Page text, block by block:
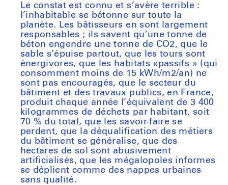
Le constat est connu et s’avère terrible :
l’inhabitable se bétonne sur toute la
planète. Les bâtisseurs en sont largement
responsables ; ils savent qu’une tonne de
béton engendre une tonne de CO2, que le
sable s’épuise partout, que les tours sont
énergivores, que les habitats «passifs » (qui
consomment moins de 15 kWh/m2/an) ne
sont pas encouragés, que le secteur du
bâtiment et des travaux publics, en France,
produit chaque année l’équivalent de 3 400
kilogrammes de déchets par habitant, soit
70 % du total, que les savoir-faire se
perdent, que la déqualification des métiers
du bâtiment se généralise, que des
hectares de sol sont abusivement
artificialisés, que les mégalopoles informes
se déplient comme des nappes urbaines
sans qualité.